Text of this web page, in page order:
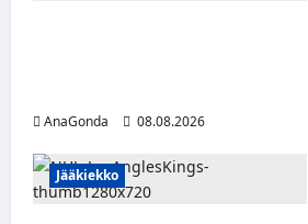
AnaGonda 08.08.2026
Jääkiekko